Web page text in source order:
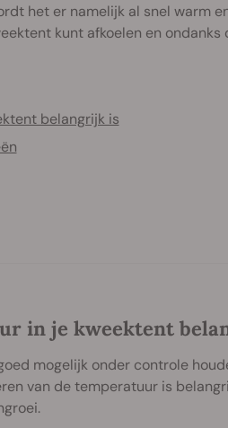
het er namelijk al snel warm
kunt afkoelen en
belangrijk is
in je kweektent
mogelijk onder controle
van de temperatuur is